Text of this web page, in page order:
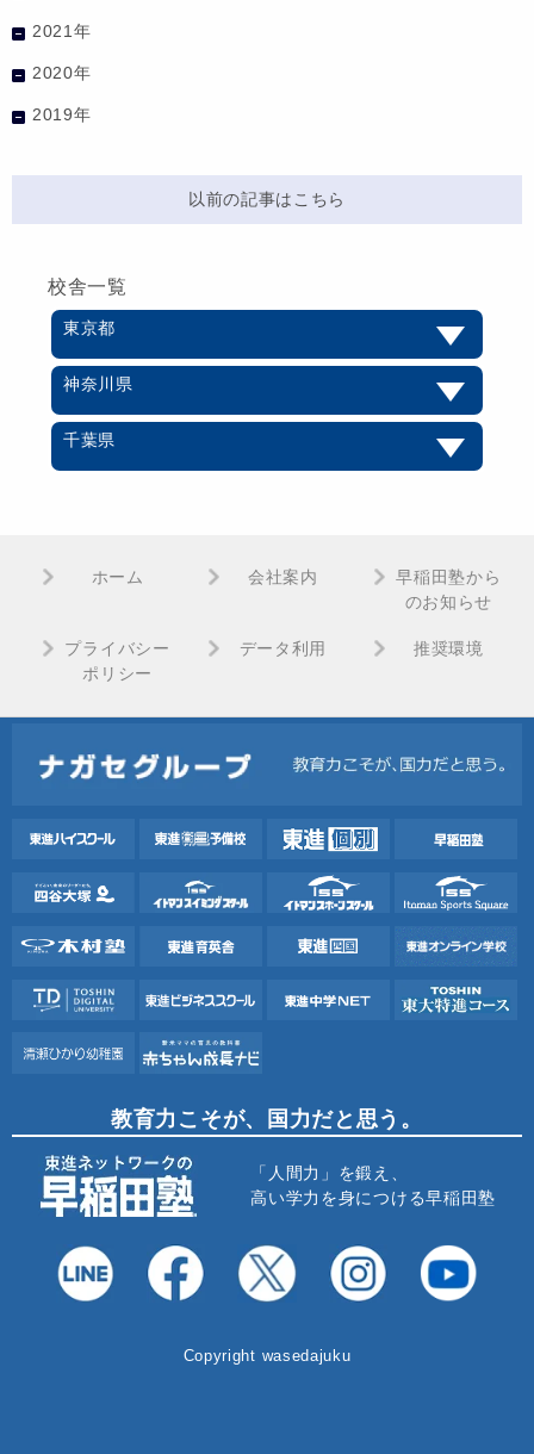
2021年
2020年
2019年
以前の記事はこちら
校舎一覧
東京都
神奈川県
千葉県
ホーム 会社案内
早稲田塾から
のお知らせ
プライバシー
ポリシー
データ利用 推奨環境
教育力こそが、国力だと思う。
「人間力」を鍛え、
高い学力を身につける早稲田塾
Copyright wasedajuku